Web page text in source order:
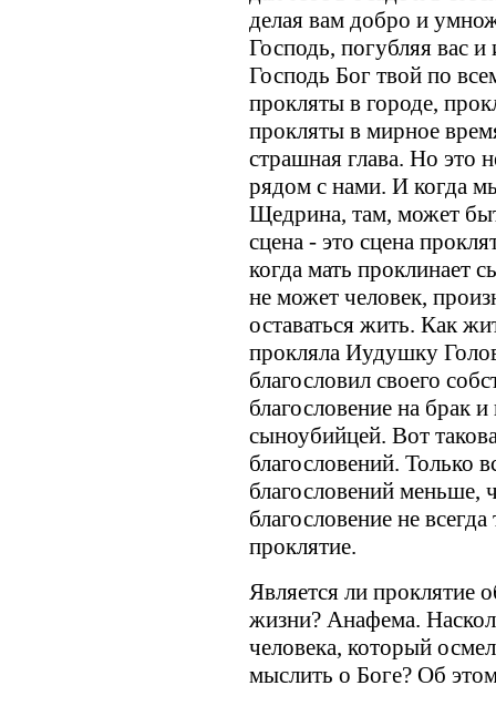
делая вам добро и
Господь, погубляя вас и
Господь Бог твой по
прокляты в городе,
прокляты в мирное
страшная глава. Но это
рядом с нами. И когда
Щедрина, там, может
сцена - это сцена
когда мать проклинает
не может человек,
оставаться жить. Как
прокляла Иудушку
благословил своего
благословение на брак и
сыноубийцей. Вот
благословений. Только
благословений меньше,
благословение не
проклятие.
Является ли проклятие
жизни? Анафема.
человека, который
мыслить о Боге? Об